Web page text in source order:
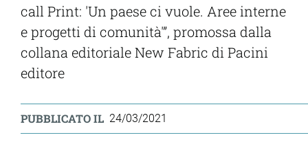
call Print: 'Un paese ci vuole. Aree interne
e progetti di comunità'”, promossa dalla
collana editoriale New Fabric di Pacini
editore
PUBBLICATO IL 24/03/2021